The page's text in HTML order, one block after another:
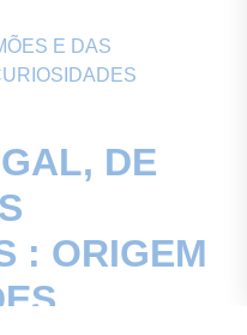
DE
: ORIGEM